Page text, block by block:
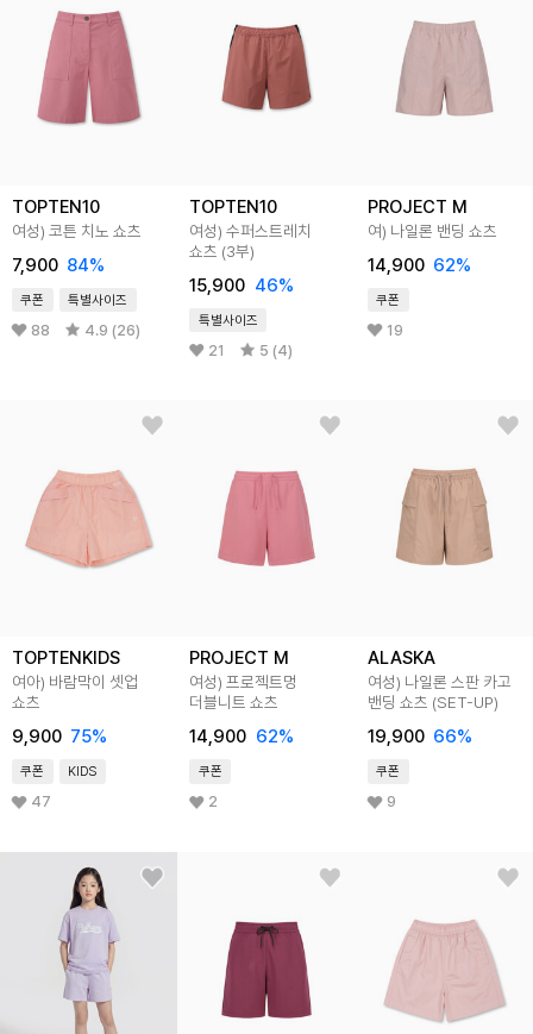
TOPTEN10
여성) 코튼 치노 쇼츠
7,900 84%
쿠폰 특별사이즈
88 4.9 (26)
TOPTEN10
여성) 수퍼스트레치
쇼츠 (3부)
15,900 46%
특별사이즈
21 5 (4)
PROJECT M
여) 나일론 밴딩 쇼츠
14,900 62%
쿠폰
19
TOPTENKIDS
여아) 바람막이 셋업
쇼츠
9,900 75%
쿠폰 KIDS
47
PROJECT M
여성) 프로젝트멍
더블니트 쇼츠
14,900 62%
쿠폰
2
ALASKA
여성) 나일론 스판 카고
밴딩 쇼츠 (SET-UP)
19,900 66%
쿠폰
9